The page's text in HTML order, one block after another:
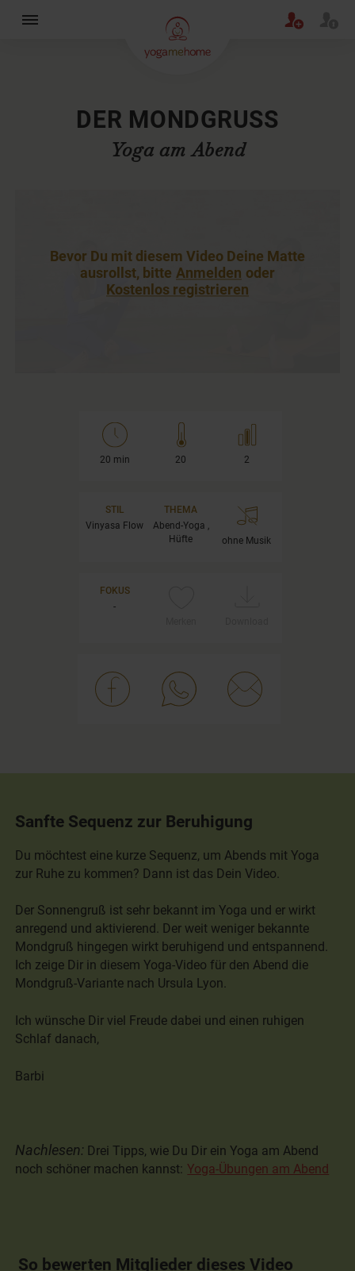
DER MONDGRUSS
Yoga am Abend
Bevor Du mit diesem Video Deine Matte
ausrollst, bitte Anmelden oder
Kostenlos registrieren
20 min 20 2
STIL
Vinyasa Flow
THEMA
Abend-Yoga ,
Hüfte
ohne Musik
FOKUS
-
Sanfte Sequenz zur Beruhigung
Du möchtest eine kurze Sequenz, um Abends mit Yoga
zur Ruhe zu kommen? Dann ist das Dein Video.
Der Sonnengruß ist sehr bekannt im Yoga und er wirkt
anregend und aktivierend. Der weit weniger bekannte
Mondgruß hingegen wirkt beruhigend und entspannend.
Ich zeige Dir in diesem Yoga-Video für den Abend die
Mondgruß-Variante nach Ursula Lyon.
Ich wünsche Dir viel Freude dabei und einen ruhigen
Schlaf danach,
Barbi
Nachlesen: Drei Tipps, wie Du Dir ein Yoga am Abend
noch schöner machen kannst: Yoga-Übungen am Abend
So bewerten Mitglieder dieses Video